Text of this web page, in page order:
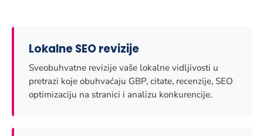
Lokalne SEO revizije
Sveobuhvatne revizije vaše lokalne vidljivosti u
pretrazi koje obuhvaćaju GBP, citate, recenzije, SEO
optimizaciju na stranici i analizu konkurencije.